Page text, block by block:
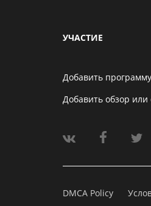
УЧАСТИЕ
Добавить программу
Добавить обзор или
DMCA Policy